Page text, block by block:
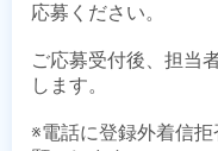
応募ください。
ご応募受付後、担当
します。
※電話に登録外着信